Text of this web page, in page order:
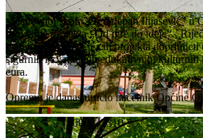
>Osnovnoj školi "Dr. Stjepan Ilijašević" u
provedbe projekta „Od igre do ideje“.
matematika. Opći je cilj projekta
sigurnih i kvalitetnih edukativnih, kulturnih
eura.
Opremu je danas uručio načelnik Općine